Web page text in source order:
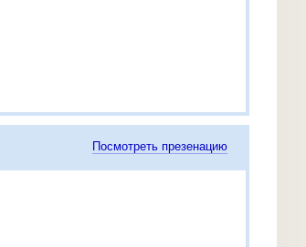
Посмотреть презенацию